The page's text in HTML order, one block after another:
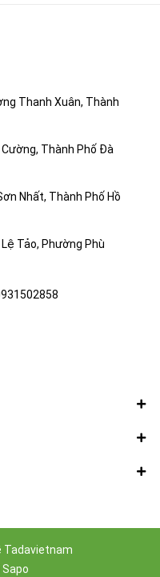
Thanh Xuân, Thành
Thành Phố Đà
Nhất, Thành Phố Hồ
Tảo, Phường Phù
Tadavietnam
Sapo